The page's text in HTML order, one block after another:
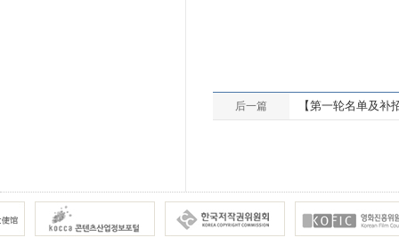
后一篇 【第一轮名单及补